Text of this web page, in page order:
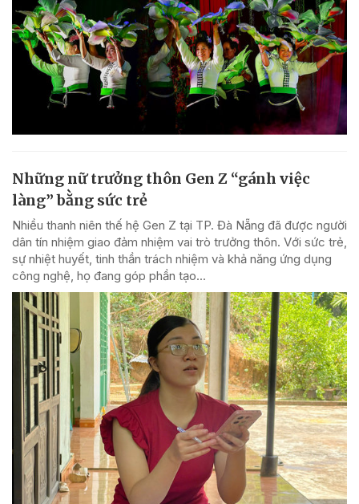
Những nữ trưởng thôn Gen Z “gánh việc
làng” bằng sức trẻ
Nhiều thanh niên thế hệ Gen Z tại TP. Đà Nẵng đã được người
dân tín nhiệm giao đảm nhiệm vai trò trưởng thôn. Với sức trẻ,
sự nhiệt huyết, tinh thần trách nhiệm và khả năng ứng dụng
công nghệ, họ đang góp phần tạo...